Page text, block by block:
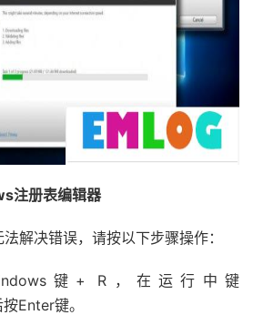
册表编辑器
决错误，请按以下步骤操作：
键+ R，在运行中键
Enter键。